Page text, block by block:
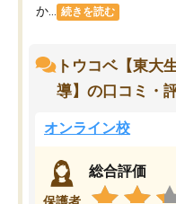
か...
続きを読む
トウコベ【東大
導】の口コミ・
オンライン校
保護者
総合評価